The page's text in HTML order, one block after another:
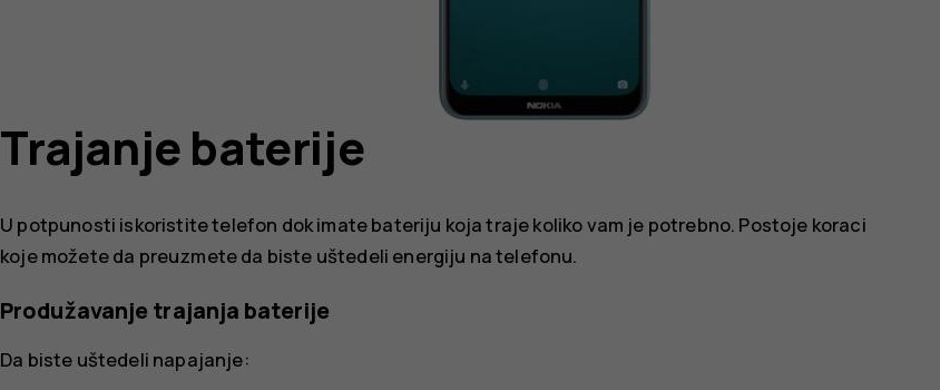
Trajanje baterije
U potpunosti iskoristite telefon dok imate bateriju koja traje koliko vam je potrebno. Postoje koraci
koje možete da preuzmete da biste uštedeli energiju na telefonu.
Produžavanje trajanja baterije
Da biste uštedeli napajanje: